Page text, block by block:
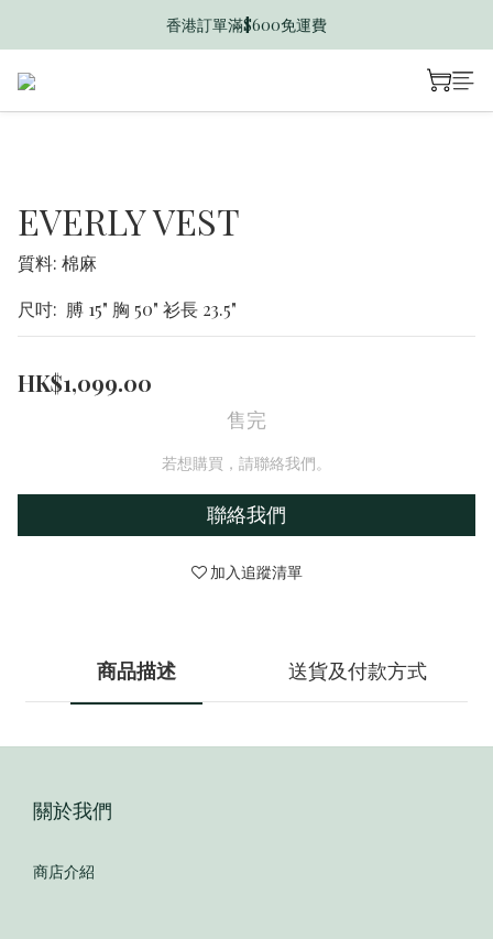
香港訂單滿$600免運費
香港訂單滿$600免運費
EVERLY VEST
質料: 棉麻
尺吋:  膊 15" 胸 50" 衫長 23.5"
HK$1,099.00
售完
若想購買，請聯絡我們。
聯絡我們
加入追蹤清單
商品描述 送貨及付款方式
關於我們
商店介紹